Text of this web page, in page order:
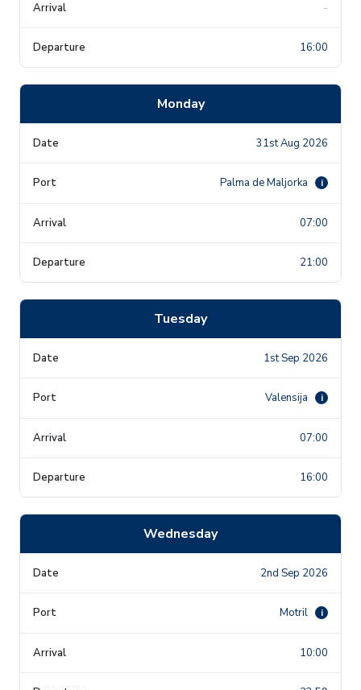
-
16:00
Monday
31st Aug 2026
Palma de Maljorka i
07:00
21:00
Tuesday
1st Sep 2026
Valensija i
07:00
16:00
Wednesday
2nd Sep 2026
Motril i
10:00